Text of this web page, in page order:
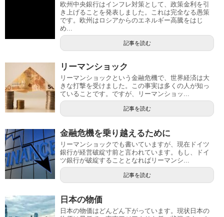
欧州中央銀行はインフレ対策として、政策金利を引
き上げることを発表しました。これは完全なる愚策
です。欧州はロシアからのエネルギー高騰をはじ
め...
記事を読む
リーマンショック
リーマンショックという金融危機で、世界経済は大
きな打撃を受けました。この事実は多くの人が知っ
ていることです。ですが、リーマンショッ...
記事を読む
金融危機を乗り越えるために
リーマンショックでも書いていますが、現在ドイツ
銀行が経営破綻寸前と言われています。もし、ドイ
ツ銀行が破綻することとなればリーマンシ...
記事を読む
日本の物価
日本の物価はどんどん下がっています。現状日本の